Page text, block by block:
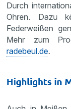
Durch
Ohren. Dazu
Federweißen
Mehr zum
radebeul.de.
Highlights in